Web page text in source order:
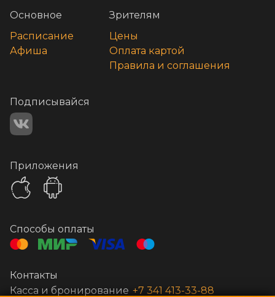
Основное
Расписание
Афиша
Зрителям
Цены
Оплата картой
Правила и соглашения
Подписывайся
Приложения
Способы оплаты
Контакты
Касса и бронирование +7 341 413-33-88